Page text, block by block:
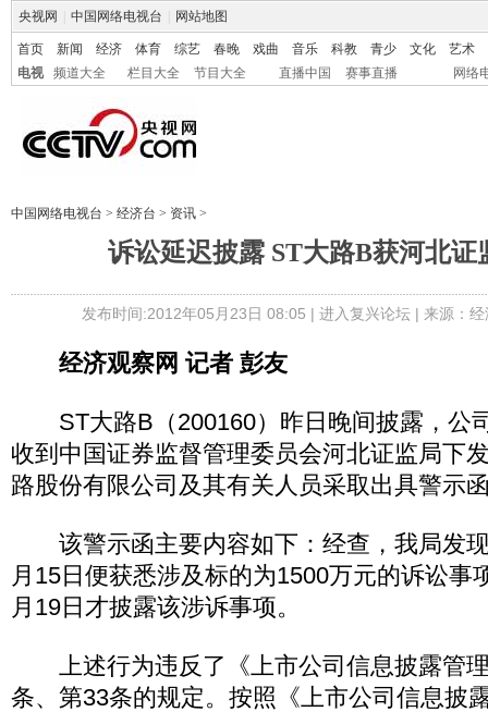
央视网 中国网络电视台 网站地图
首页 新闻 经济 体育 综艺 春晚 戏曲 音乐 科教 青少 文化
艺术
电视
频道大全 栏目大全 节目大全 直播中国 赛事直播 网络
中国网络电视台 > 经济台 > 资讯 >
诉讼延迟披露 ST大路B获河北证
发布时间:2012年05月23日 08:05 | 进入复兴论坛| 来源：
经济观察网 记者 彭友
ST大路B（200160）昨日晚间披露，公
收到中国证券监督管理委员会河北证监局下
路股份有限公司及其有关人员采取出具警示
该警示函主要内容如下：经查，我局发现
月15日便获悉涉及标的为1500万元的诉讼事
月19日才披露该涉诉事项。
上述行为违反了《上市公司信息披露管
条、第33条的规定。按照《上市公司信息披